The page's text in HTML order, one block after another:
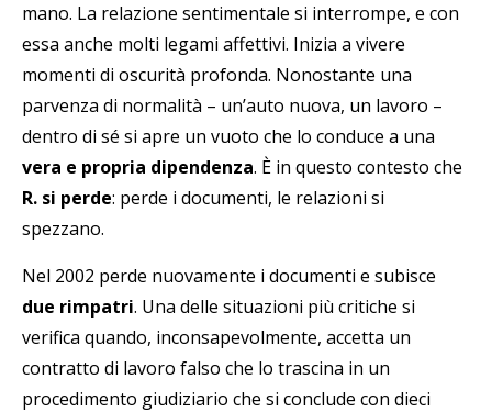
mano. La relazione sentimentale si interrompe, e con
essa anche molti legami affettivi. Inizia a vivere
momenti di oscurità profonda. Nonostante una
parvenza di normalità – un’auto nuova, un lavoro –
dentro di sé si apre un vuoto che lo conduce a una
vera e propria dipendenza. È in questo contesto che
R. si perde: perde i documenti, le relazioni si
spezzano.
Nel 2002 perde nuovamente i documenti e subisce
due rimpatri. Una delle situazioni più critiche si
verifica quando, inconsapevolmente, accetta un
contratto di lavoro falso che lo trascina in un
procedimento giudiziario che si conclude con dieci